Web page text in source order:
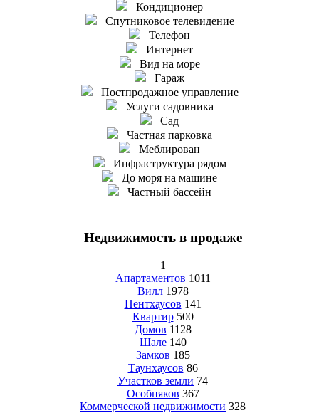
Кондиционер
Спутниковое телевидение
Телефон
Интернет
Вид на море
Гараж
Постпродажное управление
Услуги садовника
Сад
Частная парковка
Меблирован
Инфраструктура рядом
До моря на машине
Частный бассейн
Недвижимость в продаже
1
Апартаментов 1011
Вилл 1978
Пентхаусов 141
Квартир 500
Домов 1128
Шале 140
Замков 185
Таунхаусов 86
Участков земли 74
Особняков 367
Коммерческой недвижимости 328